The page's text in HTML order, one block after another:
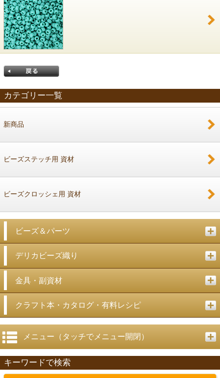
カテゴリー一覧
新商品
ビーズステッチ用 資材
ビーズクロッシェ用 資材
ビーズ＆パーツ
デリカビーズ織り
金具・副資材
クラフト本・カタログ・有料レシピ
メニュー（タッチでメニュー開閉）
キーワードで検索